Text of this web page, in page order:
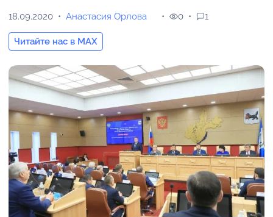
18.09.2020 Анастасия Орлова
Читайте нас в MAX
0 1